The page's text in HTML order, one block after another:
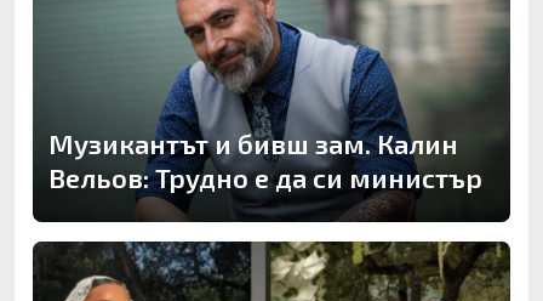
Музикантът и бивш зам. Калин
Вельов: Трудно е да си министър